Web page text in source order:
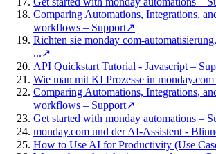
Comparing Automations, Integrations,
workflows – Support↗
Richten sie monday com-
...↗
API Quickstart Tutorial - Javascript –
Wie man mit KI Prozesse in
Comparing Automations, Integrations,
workflows – Support↗
Get started with monday automations –
monday.com und der AI-Assistent -
How to Use AI for Productivity (Use